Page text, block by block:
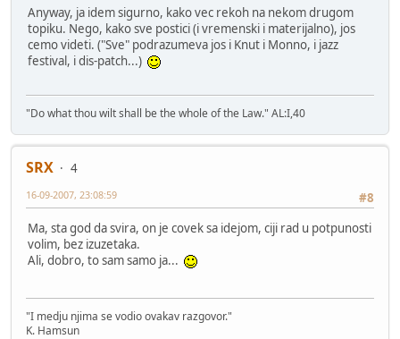
Anyway, ja idem sigurno, kako vec rekoh na nekom drugom
topiku. Nego, kako sve postici (i vremenski i materijalno), jos
cemo videti. ("Sve" podrazumeva jos i Knut i Monno, i jazz
festival, i dis-patch...)
"Do what thou wilt shall be the whole of the Law." AL:I,40
SRX
4
#8
16-09-2007, 23:08:59
Ma, sta god da svira, on je covek sa idejom, ciji rad u potpunosti
volim, bez izuzetaka.
Ali, dobro, to sam samo ja...
"I medju njima se vodio ovakav razgovor."
K. Hamsun